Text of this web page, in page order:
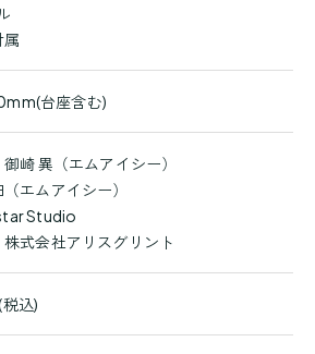
属
台座含む)
崎 異（エムアイシー）
エムアイシー）
Studio
式会社アリスグリント
込)